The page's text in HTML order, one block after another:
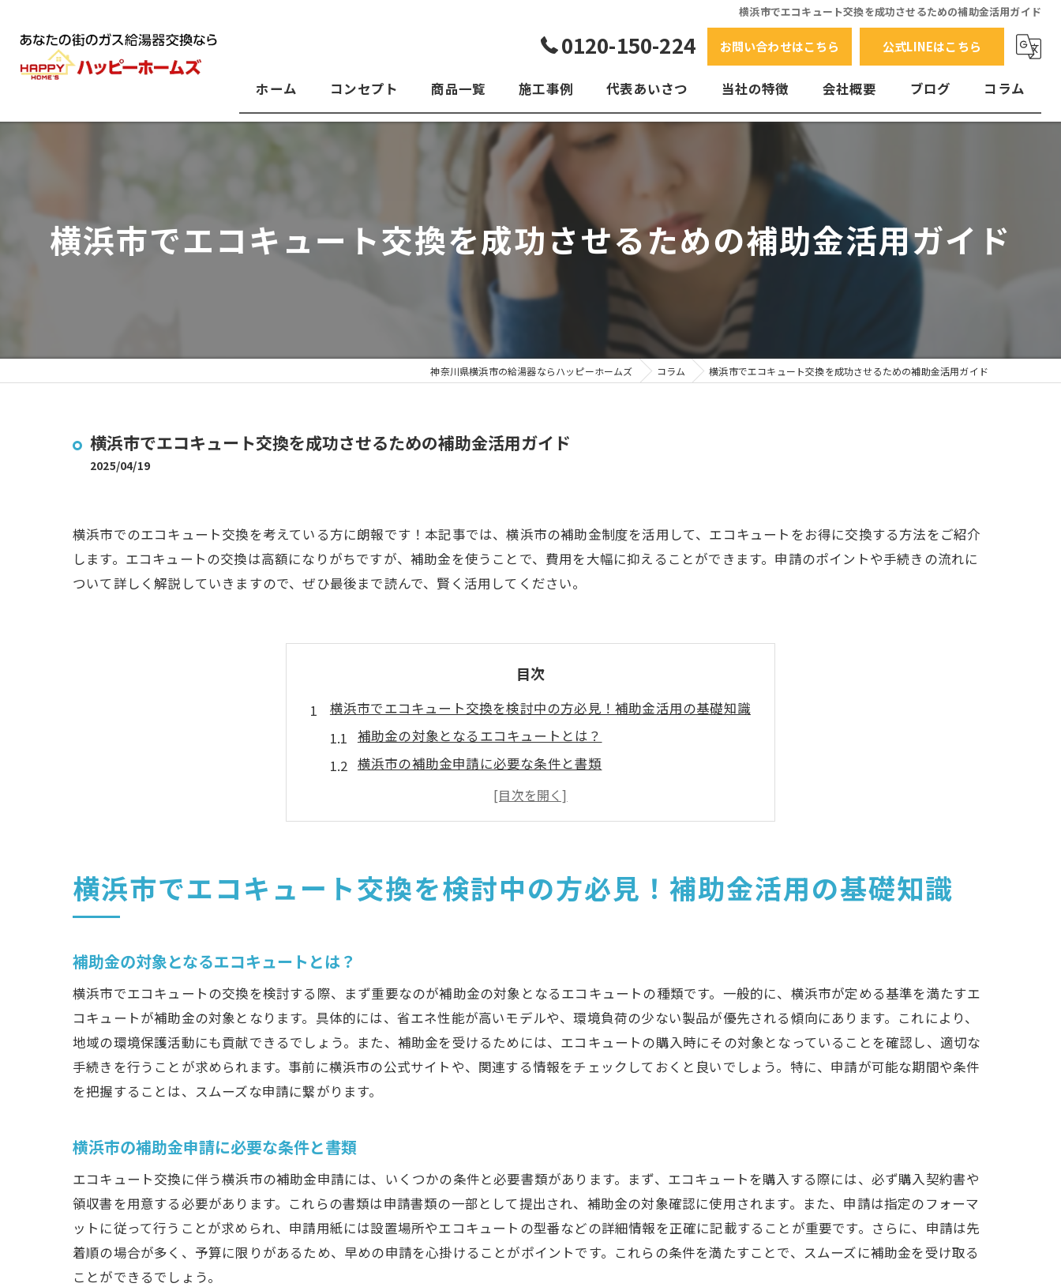
横浜市でエコキュート交換を成功させるための補助金活用ガイド
0120-150-224 お問い合わせはこちら 公式LINEはこちら
ホーム コンセプト 商品一覧
よくある質問
施工事例 代表あいさつ 当社の特徴
故障
会社概要 ブログ コラム
横浜市でエコキュート交換を成功させるための補助金活用ガイド
神奈川県横浜市の給湯器ならハッピーホームズ コラム 横浜市でエコキュート交換を成功させるための補助金活用ガイド
横浜市でエコキュート交換を成功させるための補助金活用ガイド
2025/04/19
横浜市でのエコキュート交換を考えている方に朗報です！本記事では、横浜市の補助金制度を活用して、エコキュートをお得に交換する方法をご紹介
します。エコキュートの交換は高額になりがちですが、補助金を使うことで、費用を大幅に抑えることができます。申請のポイントや手続きの流れに
ついて詳しく解説していきますので、ぜひ最後まで読んで、賢く活用してください。
目次
横浜市でエコキュート交換を検討中の方必見！補助金活用の基礎知識
補助金の対象となるエコキュートとは？
横浜市の補助金申請に必要な条件と書類
エコキュートの交換費用の内訳を把握しよう
補助金制度利用のメリットと注意点
横浜市の環境政策とエコキュート交換の関係
エコキュート交換の費用を抑える！横浜市の補助金制度とは
補助金制度を利用する際の注意事項
どのような業者が補助金申請に適しているか
補助金制度適用後の税制優遇について
補助金を活用したエコキュート交換成功の秘訣
申請手続きで失敗しないために横浜市の補助金申請の流れを徹底解説
オンライン申請と紙申請の違いと選択方法
申請審査に通るためのポイント
補助金申請のよくあるミスとその防止策
申請後の補助金受け取りまでの流れ
横浜市でエコキュート交換を検討中の方必見！補助金活用の基礎知識
補助金の対象となるエコキュートとは？
横浜市でエコキュートの交換を検討する際、まず重要なのが補助金の対象となるエコキュートの種類です。一般的に、横浜市が定める基準を満たすエ
コキュートが補助金の対象となります。具体的には、省エネ性能が高いモデルや、環境負荷の少ない製品が優先される傾向にあります。これにより、
地域の環境保護活動にも貢献できるでしょう。また、補助金を受けるためには、エコキュートの購入時にその対象となっていることを確認し、適切な
手続きを行うことが求められます。事前に横浜市の公式サイトや、関連する情報をチェックしておくと良いでしょう。特に、申請が可能な期間や条件
を把握することは、スムーズな申請に繋がります。
横浜市の補助金申請に必要な条件と書類
エコキュート交換に伴う横浜市の補助金申請には、いくつかの条件と必要書類があります。まず、エコキュートを購入する際には、必ず購入契約書や
領収書を用意する必要があります。これらの書類は申請書類の一部として提出され、補助金の対象確認に使用されます。また、申請は指定のフォーマ
ットに従って行うことが求められ、申請用紙には設置場所やエコキュートの型番などの詳細情報を正確に記載することが重要です。さらに、申請は先
着順の場合が多く、予算に限りがあるため、早めの申請を心掛けることがポイントです。これらの条件を満たすことで、スムーズに補助金を受け取る
ことができるでしょう。